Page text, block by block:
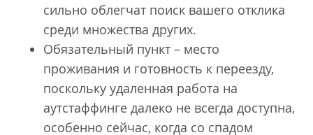
сильно облегчат поиск вашего отклика
среди множества других.
Обязательный пункт – место
проживания и готовность к переезду,
поскольку удаленная работа на
аутстаффинге далеко не всегда доступна,
особенно сейчас, когда со спадом